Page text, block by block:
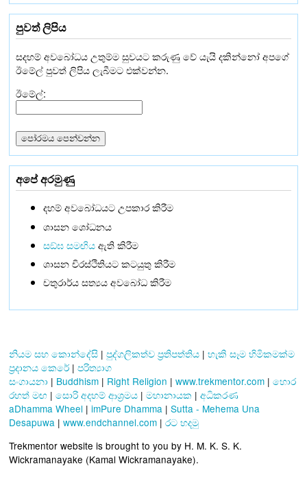
පුවත් ලිපිය
සදහම් අවබෝධය උතුම්ම සුවයට කරුණු වේ යැයි දකින්නෝ අපගේ
ඊමේල් පුවත් ලිපිය ලැබීමට එක්වන්න.
ඊමේල්:
අපේ අරමුණු
දහම් අවබෝධයට උපකාර කිරීම
ශාසන ශෝධනය
සඞ්‌ඝ සමඟියඇති කිරීම
ශාසන චිරස්ථිතියට කටයුතු කිරීම
චතුරාර්ය සත්‍යය අවබෝධ කිරීම
නියම සහ කොන්දේසි | පුද්ගලිකත්ව ප්‍රතිපත්තිය | හැකි සෑම හිමිකමක්ම
ප්‍රදානය කෙරේ | පරිත්‍යාග
සංගායනා | Buddhism | Right Religion | www.trekmentor.com | හොර
රහත් මඟ | සොරි අදහම් ආශ්‍රමය | මහානායක | අධිකරණ
aDhamma Wheel | imPure Dhamma | Sutta - Mehema Una
Desapuwa | www.endchannel.com | රට හදමු
Trekmentor website is brought to you by H. M. K. S. K.
Wickramanayake (Kamal Wickramanayake).